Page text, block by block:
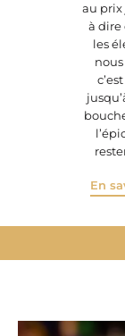
au prix
à dire
les
En